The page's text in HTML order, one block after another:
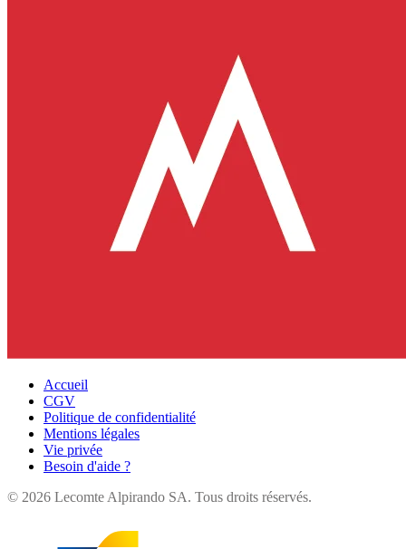
Accueil
CGV
Politique de confidentialité
Mentions légales
Vie privée
Besoin d'aide ?
© 2026 Lecomte Alpirando SA. Tous droits réservés.